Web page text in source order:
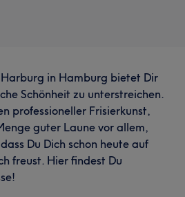
in Hamburg bietet Dir
Schönheit zu unterstreichen.
professioneller Frisierkunst,
guter Laune vor allem,
Du Dich schon heute auf
freust. Hier findest Du